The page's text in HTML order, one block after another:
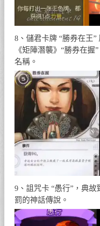
8、儲君卡牌 “勝券在王
《矩陣潛襲》“勝券在
名稱。
9、詛咒卡 “愚行”，典
罰的神話傳說。